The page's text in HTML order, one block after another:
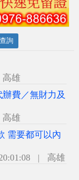
查詢
高雄
費／無財力及
高雄
需要都可以內
|
高雄